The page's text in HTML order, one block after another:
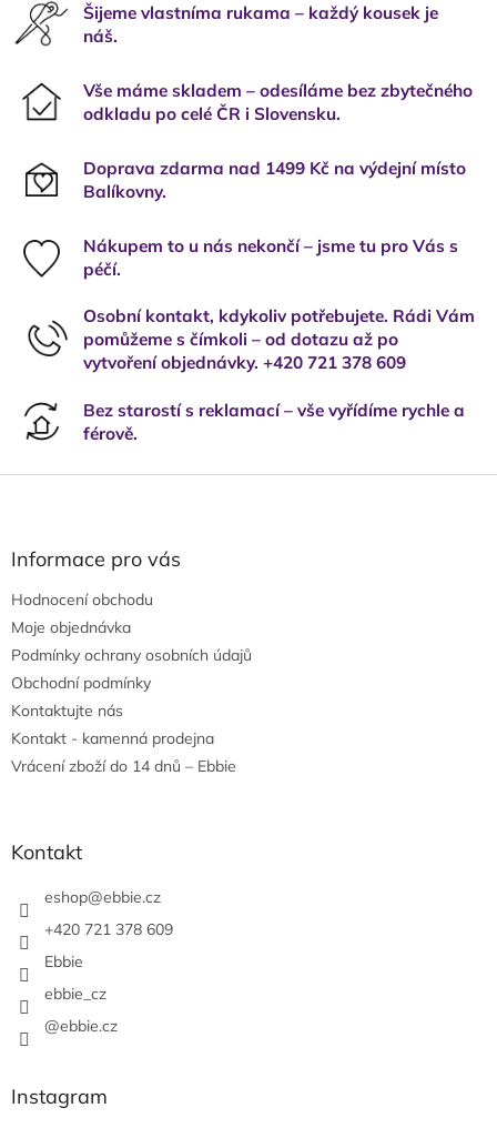
Šijeme vlastníma rukama – každý kousek je
náš.
Vše máme skladem – odesíláme bez zbytečného
odkladu po celé ČR i Slovensku.
Doprava zdarma nad 1499 Kč na výdejní místo
Balíkovny.
Nákupem to u nás nekončí – jsme tu pro Vás s
péčí.
Osobní kontakt, kdykoliv potřebujete. Rádi Vám
pomůžeme s čímkoli – od dotazu až po
vytvoření objednávky. +420 721 378 609
Bez starostí s reklamací – vše vyřídíme rychle a
férově.
Informace pro vás
Hodnocení obchodu
Moje objednávka
Podmínky ochrany osobních údajů
Obchodní podmínky
Kontaktujte nás
Kontakt - kamenná prodejna
Vrácení zboží do 14 dnů – Ebbie
Kontakt
eshop@ebbie.cz
+420 721 378 609
Ebbie
ebbie_cz
@ebbie.cz
Instagram